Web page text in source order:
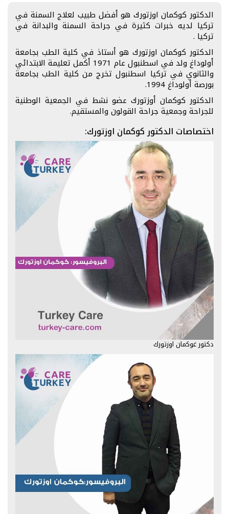
الدكتور كوكمان اوزتورك هو أفضل طبيب لعلاج السمنة في
تركيا لديه خبرات كثيرة في جراحة السمنة والبدانة في
تركيا .
الدكتور كوكمان اوزتورك هو أستاذ في كلية الطب بجامعة
أولوداغ ولد في اسطنبول عام 1971 أكمل تعليمة الابتدائي
والثانوي في تركيا اسطنبول تخرج من كلية الطب بجامعة
بورصة أولوداغ 1994.
الدكتور كوكمان أوزتورك عضو نشط في الجمعية الوطنية
للجراحة وجمعية جراحة القولون والمستقيم.
اختصاصات الدكتور كوكمان اوزتورك:
دكتور غوكمان اوزتورك